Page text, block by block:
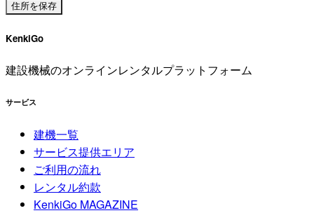
KenkiGo
建設機械のオンラインレンタルプラットフォーム
サービス
建機一覧
サービス提供エリア
ご利用の流れ
レンタル約款
KenkiGo MAGAZINE